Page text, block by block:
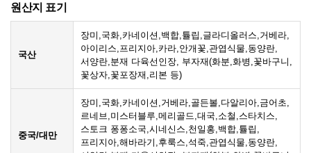
원산지 표기
국산
장미,국화,카네이션,백합,튤립,글라디올러스,거베라,
아이리스,프리지아,카라,안개꽃,관엽식물,동양란,
서양란,분재 다육선인장, 부자재(화분,화병,꽃바구니,
꽃상자,꽃포장재,리본 등)
중국/대만
장미,국화,카네이션,거베라,골든볼,다알리아,금어초,
르네브,미스터블루,메리골드,대국,소철,스타치스,
스토크 퐁퐁소국,시네신스,천일홍,백합,튤립,
프리지아,해바라기,후룩스,석죽,관엽식물,동양란,